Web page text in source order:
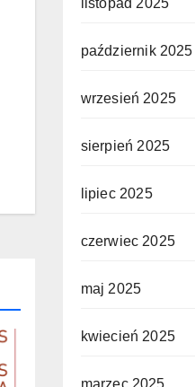
listopad 2025
październik 2025
wrzesień 2025
sierpień 2025
lipiec 2025
czerwiec 2025
maj 2025
kwiecień 2025
marzec 2025